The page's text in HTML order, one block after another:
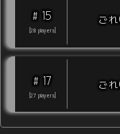
# 15
28 players
ごれ
# 17
27 players
ごれ